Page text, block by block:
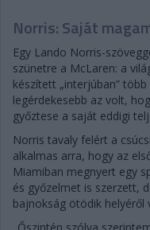
Norris: Saját
Egy Lando Norris-
szünetre a McLaren: a
készített „interjúban”
legérdekesebb az volt,
győztese a saját eddigi
Norris tavaly felért a
alkalmas arra, hogy az
Miamiban megnyert egy
és győzelmet is szerzett,
bajnokság ötödik